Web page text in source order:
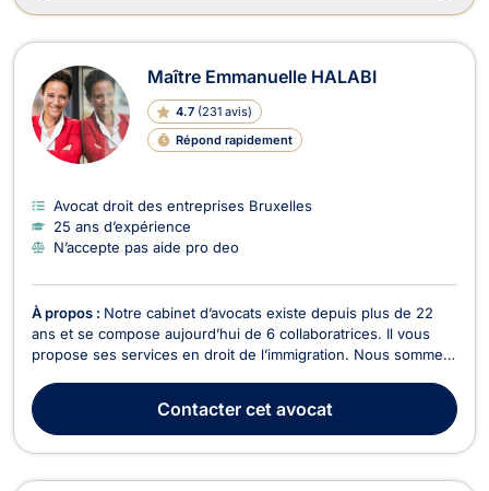
Maître Emmanuelle HALABI
4.7 (231 avis)
Répond rapidement
Avocat droit des entreprises Bruxelles
25 ans d’expérience
N’accepte pas aide pro deo
À propos : Notre cabinet d’avocats existe depuis plus de 22
ans et se compose aujourd’hui de 6 collaboratrices. Il vous
propose ses services en droit de l’immigration. Nous sommes
les demandes de permis de travail, ainsi que dans les
demandes de nationalité ou de regroupement ...
Contactercet avocat